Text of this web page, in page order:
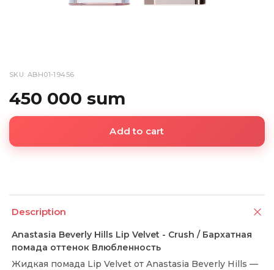
SKU: ABH01-19456
450 000 sum
Add to cart
Description
Anastasia Beverly Hills Lip Velvet - Crush / Бархатная
помада оттенок Влюбленность
Жидкая помада Lip Velvet от Anastasia Beverly Hills —